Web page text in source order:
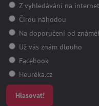
Z vyhledávání na
Čirou náhodou
Na doporučení od
Už vás znám dlouho
Facebook
Heuréka.cz
Hlasovat!